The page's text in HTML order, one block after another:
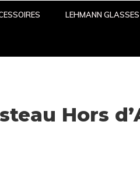
LEHMANN GLASSES
Hors